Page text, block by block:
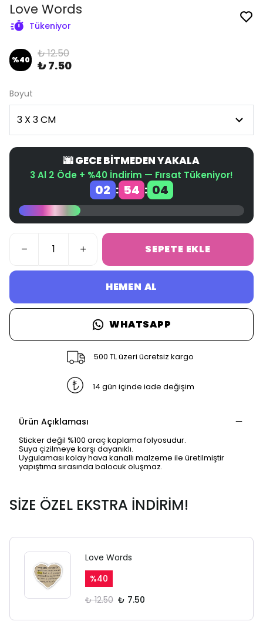
Love Words
Tükeniyor
%40 ₺ 12.50
₺ 7.50
Boyut
🌆 GECE BİTMEDEN YAKALA
3 Al 2 Öde + %40 İndirim — Fırsat Tükeniyor!
02 : 54 : 04
SEPETE EKLE
HEMEN AL
WHATSAPP
500 TL üzeri ücretsiz kargo
14 gün içinde iade değişim
Ürün Açıklaması
Sticker değil %100 araç kaplama folyosudur.
Suya çizilmeye karşı dayanıklı.
Uygulaması kolay hava kanallı malzeme ile üretilmiştir
yapıştıma sırasında balocuk oluşmaz.
SİZE ÖZEL EKSTRA İNDİRİM!
Love Words
%40
₺ 12.50 ₺ 7.50